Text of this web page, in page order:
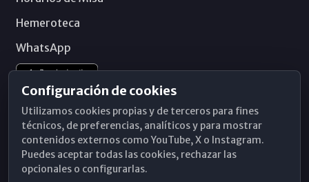
Hemeroteca
WhatsApp
Configuración de cookies
Utilizamos cookies propias y de terceros para fines
técnicos, de preferencias, analíticos y para mostrar
contenidos externos como YouTube, X o Instagram.
Puedes aceptar todas las cookies, rechazar las
opcionales o configurarlas.